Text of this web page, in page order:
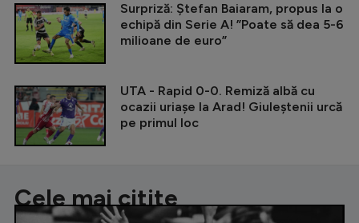
Surpriză: Ștefan Baiaram, propus la o
echipă din Serie A! ”Poate să dea 5-6
milioane de euro”
UTA - Rapid 0-0. Remiză albă cu
ocazii uriașe la Arad! Giuleștenii urcă
pe primul loc
Cele mai citite